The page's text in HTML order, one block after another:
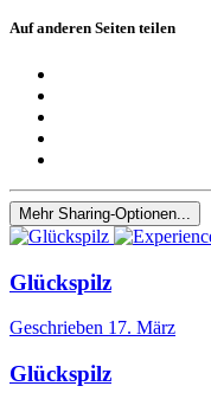
Auf anderen Seiten teilen
Mehr Sharing-Optionen...
Glückspilz
Geschrieben 17. März
Glückspilz